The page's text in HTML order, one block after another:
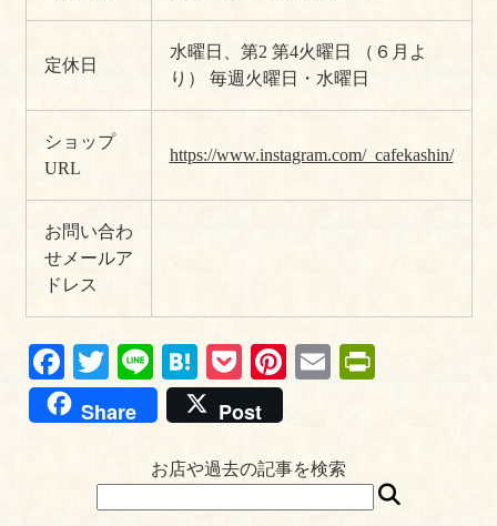
定休日
水曜日、第2 第4火曜日
（６月よ
り）
毎週火曜日・水曜日
ショップ
URL
https://www.instagram.com/_cafekashin/
お問い合わ
せメールア
ドレス
Fa
ce
bo
T
wi
tte
Li
ne
H
at
en
a
P
oc
ke
t
Pi
es
t
E
en
Share Post
お店や過去の記事を検索